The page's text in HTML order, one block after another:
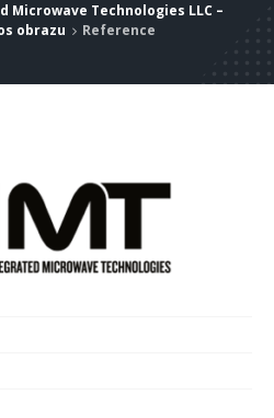
Microwave Technologies LLC –
obrazu
Reference